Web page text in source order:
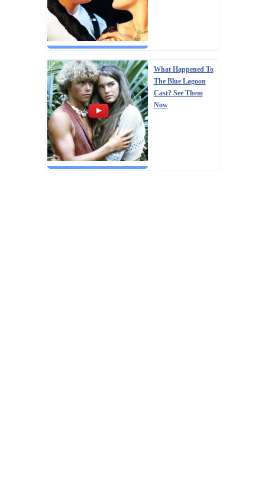
What Happened To
The Blue Lagoon
Cast? See Them
Now